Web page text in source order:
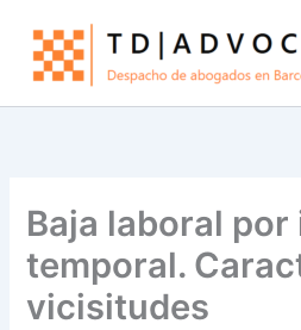
contenido
Baja laboral
temporal.
vicisitudes